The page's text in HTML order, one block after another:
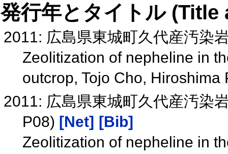
発行年とタイトル
2011: 広島県東城町久代産汚染
Zeolitization of nepheline in
outcrop, Tojo Cho,
2011: 広島県東城町久代産汚染
P08) [Net] [Bib]
Zeolitization of nepheline in